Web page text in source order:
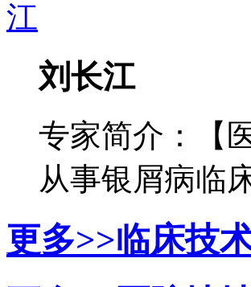
刘长江
专家简介：【
从事银屑病临
更多>>临床技